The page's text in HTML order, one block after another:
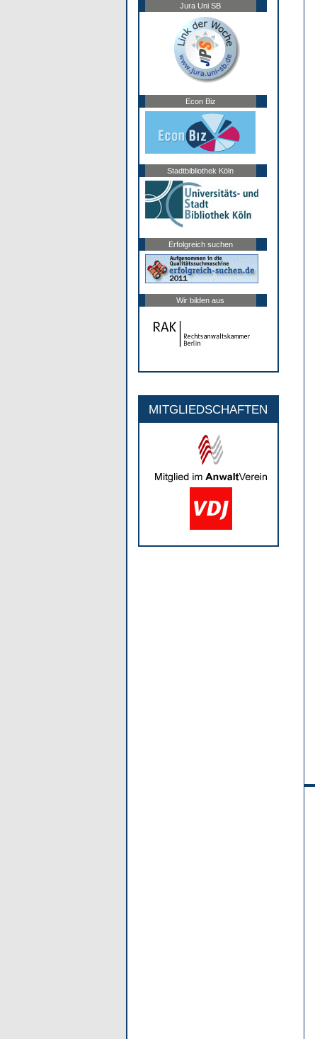
Jura Uni SB
Econ Biz
Stadtbibliothek Köln
Erfolgreich suchen
Wir bilden aus
MITGLIEDSCHAFTEN